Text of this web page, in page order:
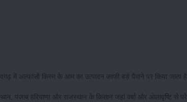
में अल्फांसो किस्म के आम का उत्पादन काफी बड़े पैमाने पर किया जाता
पंजाब हरियाणा और राजस्थान के किसान जहां वर्षा और ओलावृष्टि से